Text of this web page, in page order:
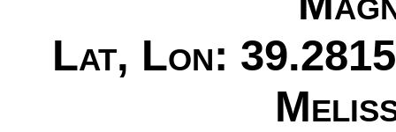
Lat, Lon: